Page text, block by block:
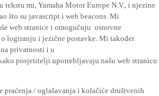
mi, Yamaha Motor Europe N.V., i njezine
što su javascript i web beacons. Mi
web stranice i omogučuju osnovne
logiranju i jezične postavke. Mi također
privatnosti i u
posjetitelji upotrebljavaju našu web stranicu
/ oglašavanja i kolačiće društvenih